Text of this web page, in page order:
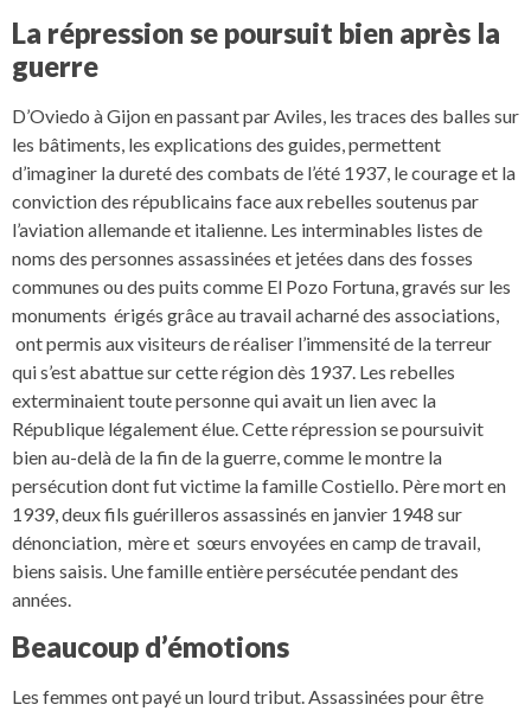
La répression se poursuit bien après la
guerre
D’Oviedo à Gijon en passant par Aviles, les traces des balles sur
les bâtiments, les explications des guides, permettent
d’imaginer la dureté des combats de l’été 1937, le courage et la
conviction des républicains face aux rebelles soutenus par
l’aviation allemande et italienne. Les interminables listes de
noms des personnes assassinées et jetées dans des fosses
communes ou des puits comme El Pozo Fortuna, gravés sur les
monuments érigés grâce au travail acharné des associations,
ont permis aux visiteurs de réaliser l’immensité de la terreur
qui s’est abattue sur cette région dès 1937. Les rebelles
exterminaient toute personne qui avait un lien avec la
République légalement élue. Cette répression se poursuivit
bien au-delà de la fin de la guerre, comme le montre la
persécution dont fut victime la famille Costiello. Père mort en
1939, deux fils guérilleros assassinés en janvier 1948 sur
dénonciation, mère et sœurs envoyées en camp de travail,
biens saisis. Une famille entière persécutée pendant des
années.
Beaucoup d’émotions
Les femmes ont payé un lourd tribut. Assassinées pour être